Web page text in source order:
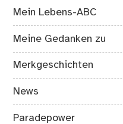
Mein Lebens-ABC
Meine Gedanken zu
Merkgeschichten
News
Paradepower